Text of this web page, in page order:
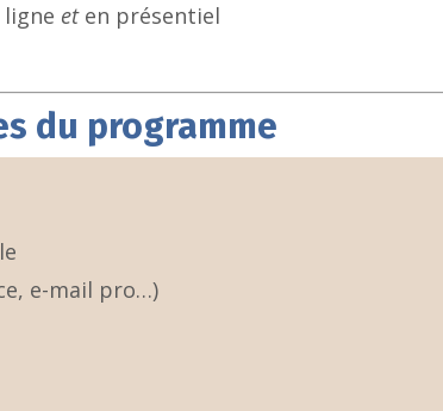
eten présentiel
du programme
e-mail pro…)